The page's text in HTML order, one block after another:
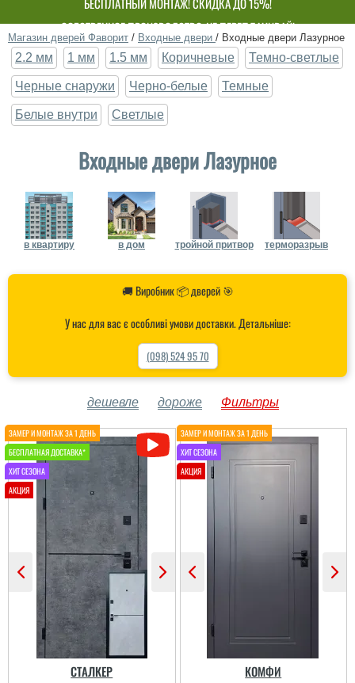
БЕСПЛАТНЫЙ МОНТАЖ! СКИДКА ДО 15%!
СОБСТВЕННОЕ ПРОИЗВОДСТВО-НЕ ПЕРЕПЛАЧИВАЙ!
Магазин дверей Фаворит / Входные двери / Входные двери Лазурное
2.2 мм 1 мм 1.5 мм Коричневые Темно-светлые
Черные снаружи Черно-белые Темные
Белые внутри Светлые
Входные двери Лазурное
в квартиру в дом тройной притвор терморазрыв
🚚 Виробник 📦 дверей 🎯
У нас для вас є особливі умови доставки. Детальніше:
(098) 524 95 70
дешевле дороже Фильтры
СТАЛКЕР КОМФИ